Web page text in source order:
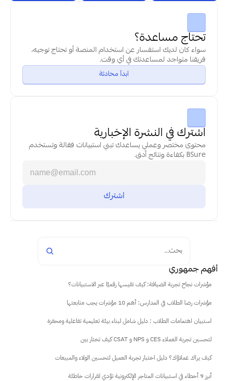
تحتاج مساعدة؟
فريقنا متواجد لمساعدتك في أي وقت.
ابدأ محادثة
اشترك في النشرة الإخبارية
BSure بكفاءة ونتائج أدق.
بحث...
أفهم جمهوري
مؤشرات نجاح تجربة الضيافة: كيف تقيسها رقميًا عبر الاستبيانات؟
مؤشرات رضا الطلاب في المدارس: أهم 10 مؤشرات يجب متابعتها
استبيان اهتمامات الطلاب : دليل شامل لبناء بيئة تعليمية تفاعلية ومحفزة
كيف تختار بين CSAT و NPS و CES لتحسين تجربة العملاء
كيف يراك عملاؤك؟ دليل اختبار تجربة العميل لتحسين الولاء والمبيعات
أبرز 9 أخطاء في استبيانات المتاجر الإلكترونية تؤدي لقرارات خاطئة